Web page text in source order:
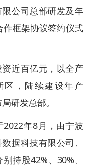
公司总部研发及年
作框架协议签约仪式
近百亿元，以全产
区，陆续建设年产
研发总部。
年8月，由宁波
据科技有限公司、
持股42%、30%、